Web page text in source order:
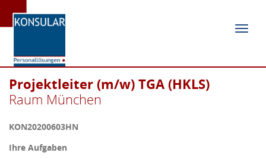
Projektleiter (m/w) TGA (HKLS)
Raum München
KON20200603HN
Ihre Aufgaben